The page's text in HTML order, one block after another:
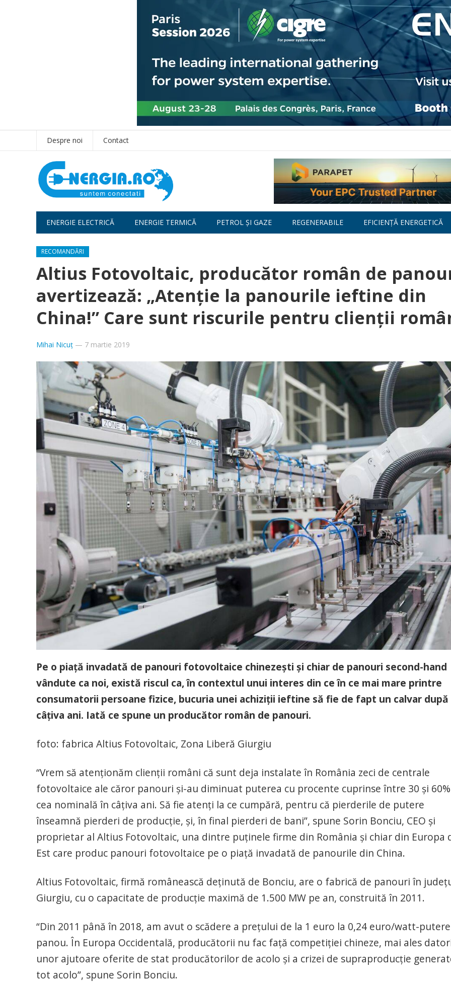
Despre noi Contact
ENERGIE ELECTRICĂ ENERGIE TERMICĂ PETROL ȘI GAZE REGENERABILE EFICIENȚĂ ENERGETICĂ
RECOMANDĂRI
Altius Fotovoltaic, producător român de
avertizează: „Atenţie la panourile ieftine din
China!” Care sunt riscurile pentru clienţii
Mihai Nicuț — 7 martie 2019
Pe o piaţă invadată de panouri fotovoltaice chinezeşti şi chiar de panouri second-hand
vândute ca noi, există riscul ca, în contextul unui interes din ce în ce mai mare printre
consumatorii persoane fizice, bucuria unei achiziţii ieftine să fie de fapt un calvar după
câţiva ani. Iată ce spune un producător român de panouri.
foto: fabrica Altius Fotovoltaic, Zona Liberă Giurgiu
“Vrem să atenţionăm clienţii români că sunt deja instalate în România zeci de centrale
fotovoltaice ale căror panouri şi-au diminuat puterea cu procente cuprinse între 30 şi
cea nominală în câţiva ani. Să fie atenţi la ce cumpără, pentru că pierderile de putere
înseamnă pierderi de producţie, şi, în final pierderi de bani”, spune Sorin Bonciu, CEO şi
proprietar al Altius Fotovoltaic, una dintre puţinele firme din România şi chiar din Europa
Est care produc panouri fotovoltaice pe o piaţă invadată de panourile din China.
Altius Fotovoltaic, firmă românească deţinută de Bonciu, are o fabrică de panouri în
Giurgiu, cu o capacitate de producţie maximă de 1.500 MW pe an, construită în 2011.
“Din 2011 până în 2018, am avut o scădere a preţului de la 1 euro la 0,24 euro/watt-putere
panou. În Europa Occidentală, producătorii nu fac faţă competiţiei chineze, mai ales
unor ajutoare oferite de stat producătorilor de acolo şi a crizei de supraproducţie
tot acolo”, spune Sorin Bonciu.